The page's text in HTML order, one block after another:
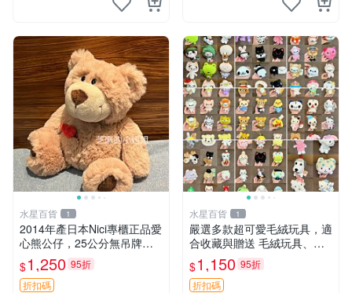
水星百貨 1
2014年產日本Nici專櫃正品愛
心熊公仔，25公分無吊牌全
新 愛心熊 公仔 熊抱玩偶
$1,250 95折
折扣碼
水星百貨 1
嚴選多款超可愛毛絨玩具，適
合收藏與贈送 毛絨玩具、抱
枕、公仔
$1,150 95折
折扣碼